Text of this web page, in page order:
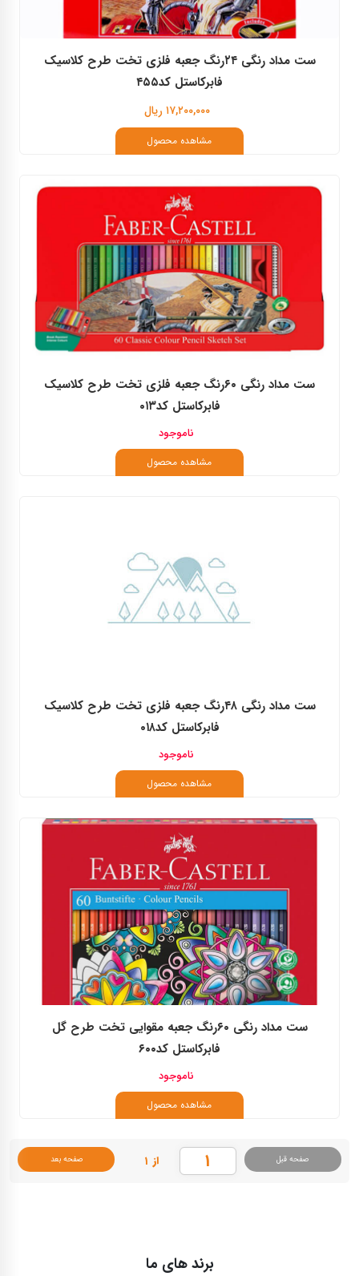
ست مداد رنگی ۲۴رنگ جعبه فلزی تخت طرح کلاسیک
فابرکاستل کد۴۵۵
۱۷,۲۰۰,۰۰۰ ریال
مشاهده محصول
ست مداد رنگی ۶۰رنگ جعبه فلزی تخت طرح کلاسیک
فابرکاستل کد۰۱۳
ناموجود
مشاهده محصول
ست مداد رنگی ۴۸رنگ جعبه فلزی تخت طرح کلاسیک
فابرکاستل کد۰۱۸
ناموجود
مشاهده محصول
ست مداد رنگی ۶۰رنگ جعبه مقوایی تخت طرح گل
فابرکاستل کد۶۰۰
ناموجود
مشاهده محصول
صفحه قبل از ۱ صفحه بعد
برند های ما